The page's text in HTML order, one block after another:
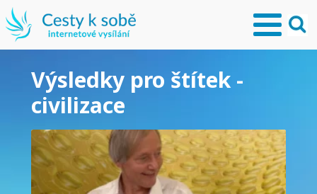
Výsledky pro štítek -
civilizace